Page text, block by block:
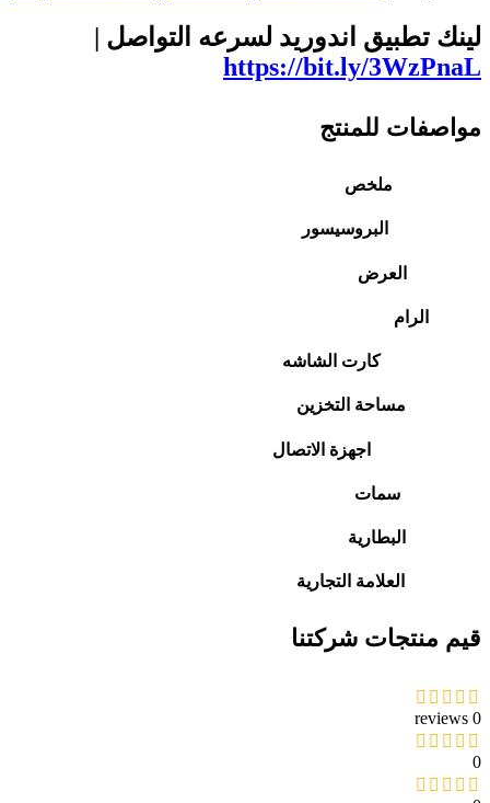
لينك تطبيق اندوريد لسرعه التواصل |
https://bit.ly/3WzPnaL
مواصفات للمنتج
ملخص
البروسيسور
العرض
الرام
كارت الشاشه
مساحة التخزين
اجهزة الاتصال
سمات
البطارية
العلامة التجارية
قيم منتجات شركتنا
0 reviews
0